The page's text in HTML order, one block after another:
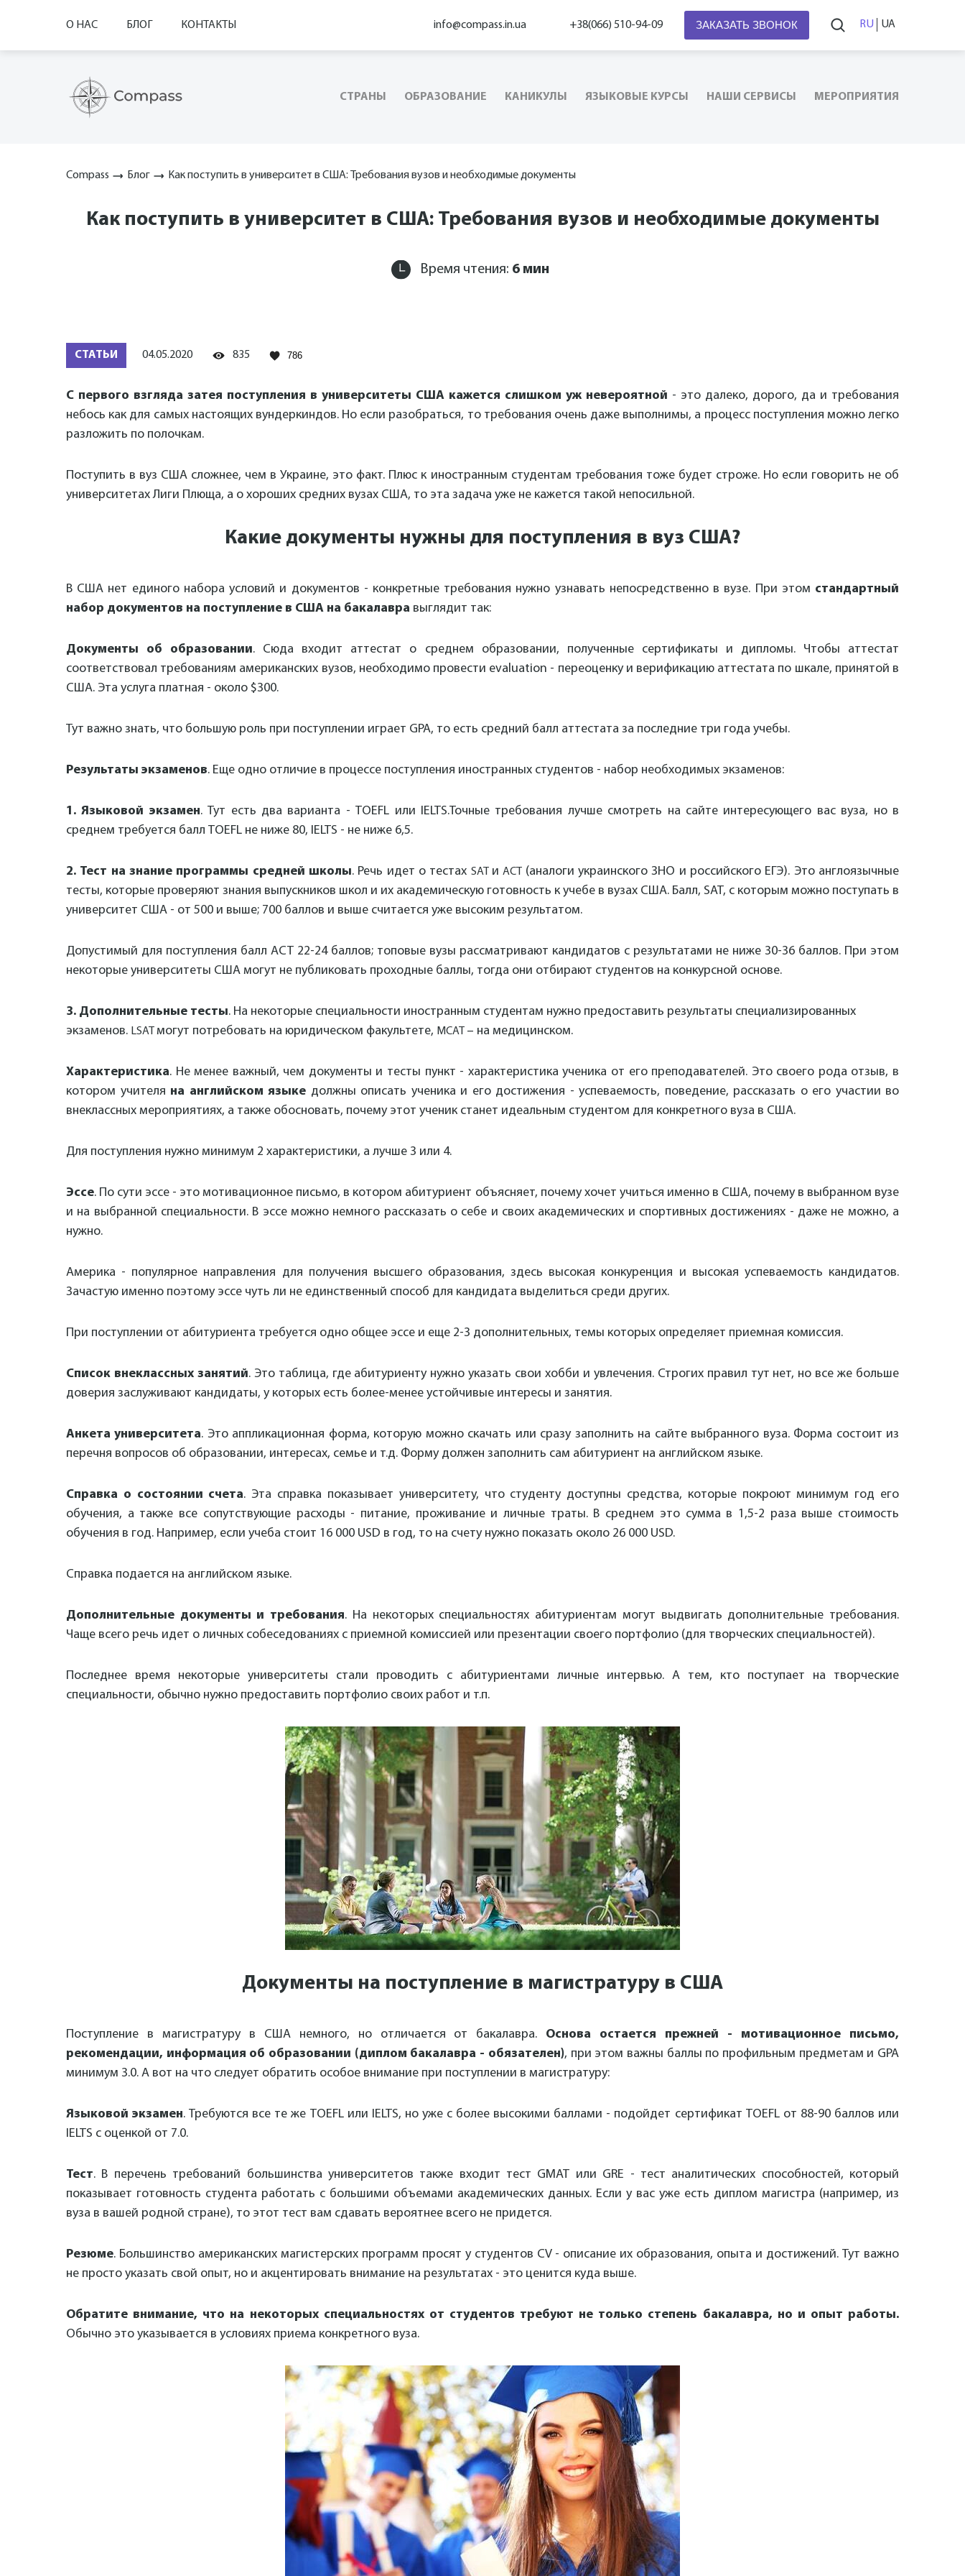
О НАС БЛОГ КОНТАКТЫ info@compass.in.ua +38(066) 510-94-09 ЗАКАЗАТЬ ЗВОНОК RU UA
СТРАНЫ ОБРАЗОВАНИЕ КАНИКУЛЫ ЯЗЫКОВЫЕ КУРСЫ НАШИ СЕРВИСЫ МЕРОПРИЯТИЯ
Compass Блог Как поступить в университет в США: Требования вузов и необходимые документы
Как поступить в университет в США: Требования вузов и необходимые документы
Время чтения: 6мин
СТАТЬИ 04.05.2020 835 786
С первого взгляда затея поступления в университеты США кажется слишком уж невероятной - это далеко, дорого, да и требования
небось как для самых настоящих вундеркиндов. Но если разобраться, то требования очень даже выполнимы, а процесс поступления можно легко
разложить по полочкам.
Поступить в вуз США сложнее, чем в Украине, это факт. Плюс к иностранным студентам требования тоже будет строже. Но если говорить не об
университетах Лиги Плюща, а о хороших средних вузах США, то эта задача уже не кажется такой непосильной.
Какие документы нужны для поступления в вуз США?
В США нет единого набора условий и документов - конкретные требования нужно узнавать непосредственно в вузе. При этом стандартный
набор документов на поступление в США на бакалавра выглядит так:
Документы об образовании. Сюда входит аттестат о среднем образовании, полученные сертификаты и дипломы. Чтобы аттестат
соответствовал требованиям американских вузов, необходимо провести evaluation - переоценку и верификацию аттестата по шкале, принятой в
США. Эта услуга платная - около $300.
Тут важно знать, что большую роль при поступлении играет GPA, то есть средний балл аттестата за последние три года учебы.
Результаты экзаменов. Еще одно отличие в процессе поступления иностранных студентов - набор необходимых экзаменов:
1. Языковой экзамен. Тут есть два варианта - TOEFL или IELTS.Точные требования лучше смотреть на сайте интересующего вас вуза, но в
среднем требуется балл TOEFL не ниже 80, IELTS - не ниже 6,5.
2. Тест на знание программы средней школы. Речь идет о тестах SAT иACT (аналоги украинского ЗНО и российского ЕГЭ). Это англоязычные
тесты, которые проверяют знания выпускников школ и их академическую готовность к учебе в вузах США. Балл, SAT, с которым можно поступать в
университет США - от 500 и выше; 700 баллов и выше считается уже высоким результатом.
Допустимый для поступления балл ACT 22-24 баллов; топовые вузы рассматривают кандидатов с результатами не ниже 30-36 баллов. При этом
некоторые университеты США могут не публиковать проходные баллы, тогда они отбирают студентов на конкурсной основе.
3. Дополнительные тесты. На некоторые специальности иностранным студентам нужно предоставить результаты специализированных
экзаменов. LSAT могут потребовать на юридическом факультете, MCAT – на медицинском.
Характеристика. Не менее важный, чем документы и тесты пункт - характеристика ученика от его преподавателей. Это своего рода отзыв, в
котором учителя на английском языке должны описать ученика и его достижения - успеваемость, поведение, рассказать о его участии во
внеклассных мероприятиях, а также обосновать, почему этот ученик станет идеальным студентом для конкретного вуза в США.
Для поступления нужно минимум 2 характеристики, а лучше 3 или 4.
Эссе. По сути эссе - это мотивационное письмо, в котором абитуриент объясняет, почему хочет учиться именно в США, почему в выбранном вузе
и на выбранной специальности. В эссе можно немного рассказать о себе и своих академических и спортивных достижениях - даже не можно, а
нужно.
Америка - популярное направления для получения высшего образования, здесь высокая конкуренция и высокая успеваемость кандидатов.
Зачастую именно поэтому эссе чуть ли не единственный способ для кандидата выделиться среди других.
При поступлении от абитуриента требуется одно общее эссе и еще 2-3 дополнительных, темы которых определяет приемная комиссия.
Список внеклассных занятий. Это таблица, где абитуриенту нужно указать свои хобби и увлечения. Строгих правил тут нет, но все же больше
доверия заслуживают кандидаты, у которых есть более-менее устойчивые интересы и занятия.
Анкета университета. Это аппликационная форма, которую можно скачать или сразу заполнить на сайте выбранного вуза. Форма состоит из
перечня вопросов об образовании, интересах, семье и т.д. Форму должен заполнить сам абитуриент на английском языке.
Справка о состоянии счета. Эта справка показывает университету, что студенту доступны средства, которые покроют минимум год его
обучения, а также все сопутствующие расходы - питание, проживание и личные траты. В среднем это сумма в 1,5-2 раза выше стоимость
обучения в год. Например, если учеба стоит 16 000 USD в год, то на счету нужно показать около 26 000 USD.
Справка подается на английском языке.
Дополнительные документы и требования. На некоторых специальностях абитуриентам могут выдвигать дополнительные требования.
Чаще всего речь идет о личных собеседованиях с приемной комиссией или презентации своего портфолио (для творческих специальностей).
Последнее время некоторые университеты стали проводить с абитуриентами личные интервью. А тем, кто поступает на творческие
специальности, обычно нужно предоставить портфолио своих работ и т.п.
Документы на поступление в магистратуру в США
Поступление в магистратуру в США немного, но отличается от бакалавра. Основа остается прежней - мотивационное письмо,
рекомендации, информация об образовании (диплом бакалавра - обязателен), при этом важны баллы по профильным предметам и GPA
минимум 3.0. А вот на что следует обратить особое внимание при поступлении в магистратуру:
Языковой экзамен. Требуются все те же TOEFL или IELTS, но уже с более высокими баллами - подойдет сертификат TOEFL от 88-90 баллов или
IELTS с оценкой от 7.0.
Тест. В перечень требований большинства университетов также входит тест GMAT или GRE - тест аналитических способностей, который
показывает готовность студента работать с большими объемами академических данных. Если у вас уже есть диплом магистра (например, из
вуза в вашей родной стране), то этот тест вам сдавать вероятнее всего не придется.
Резюме. Большинство американских магистерских программ просят у студентов CV - описание их образования, опыта и достижений. Тут важно
не просто указать свой опыт, но и акцентировать внимание на результатах - это ценится куда выше.
Обратите внимание, что на некоторых специальностях от студентов требуют не только степень бакалавра, но и опыт работы.
Обычно это указывается в условиях приема конкретного вуза.